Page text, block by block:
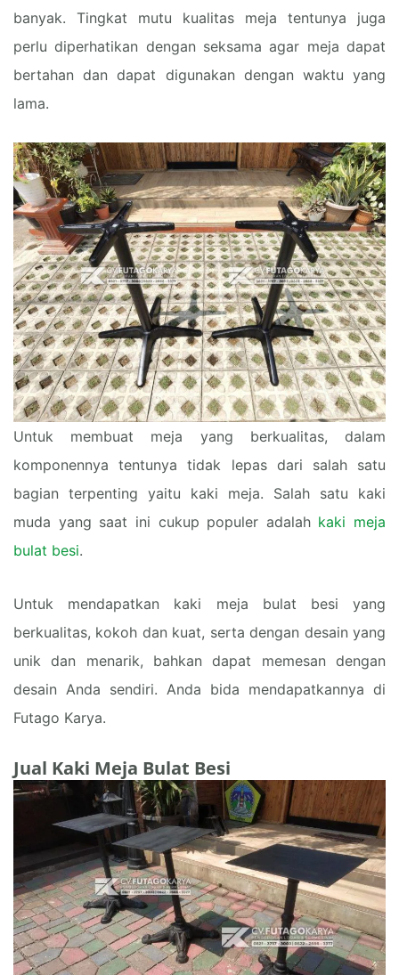
banyak. Tingkat mutu kualitas meja tentunya juga
perlu diperhatikan dengan seksama agar meja dapat
bertahan dan dapat digunakan dengan waktu yang
lama.
Untuk membuat meja yang berkualitas, dalam
komponennya tentunya tidak lepas dari salah satu
bagian terpenting yaitu kaki meja. Salah satu kaki
muda yang saat ini cukup populer adalah kaki meja
bulat besi.
Untuk mendapatkan kaki meja bulat besi yang
berkualitas, kokoh dan kuat, serta dengan desain yang
unik dan menarik, bahkan dapat memesan dengan
desain Anda sendiri. Anda bida mendapatkannya di
Futago Karya.
Jual Kaki Meja Bulat Besi